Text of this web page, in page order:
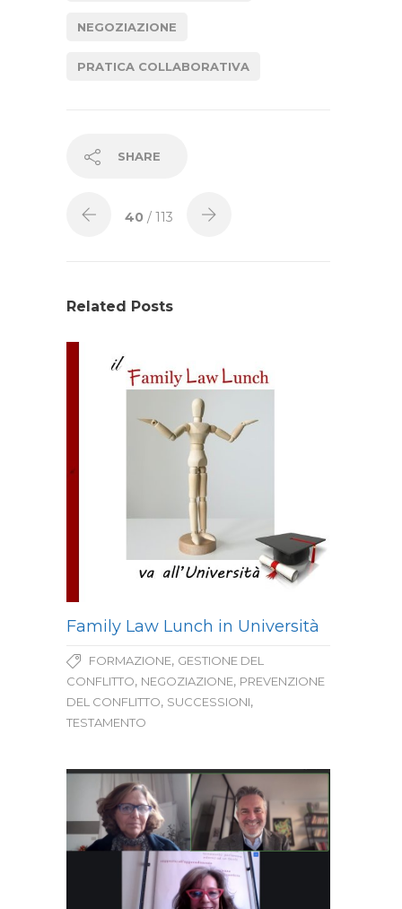
NEGOZIAZIONE
PRATICA COLLABORATIVA
SHARE
40 / 113
Related Posts
Family Law Lunch in Università
FORMAZIONE, GESTIONE DEL
CONFLITTO, NEGOZIAZIONE, PREVENZIONE
DEL CONFLITTO, SUCCESSIONI,
TESTAMENTO